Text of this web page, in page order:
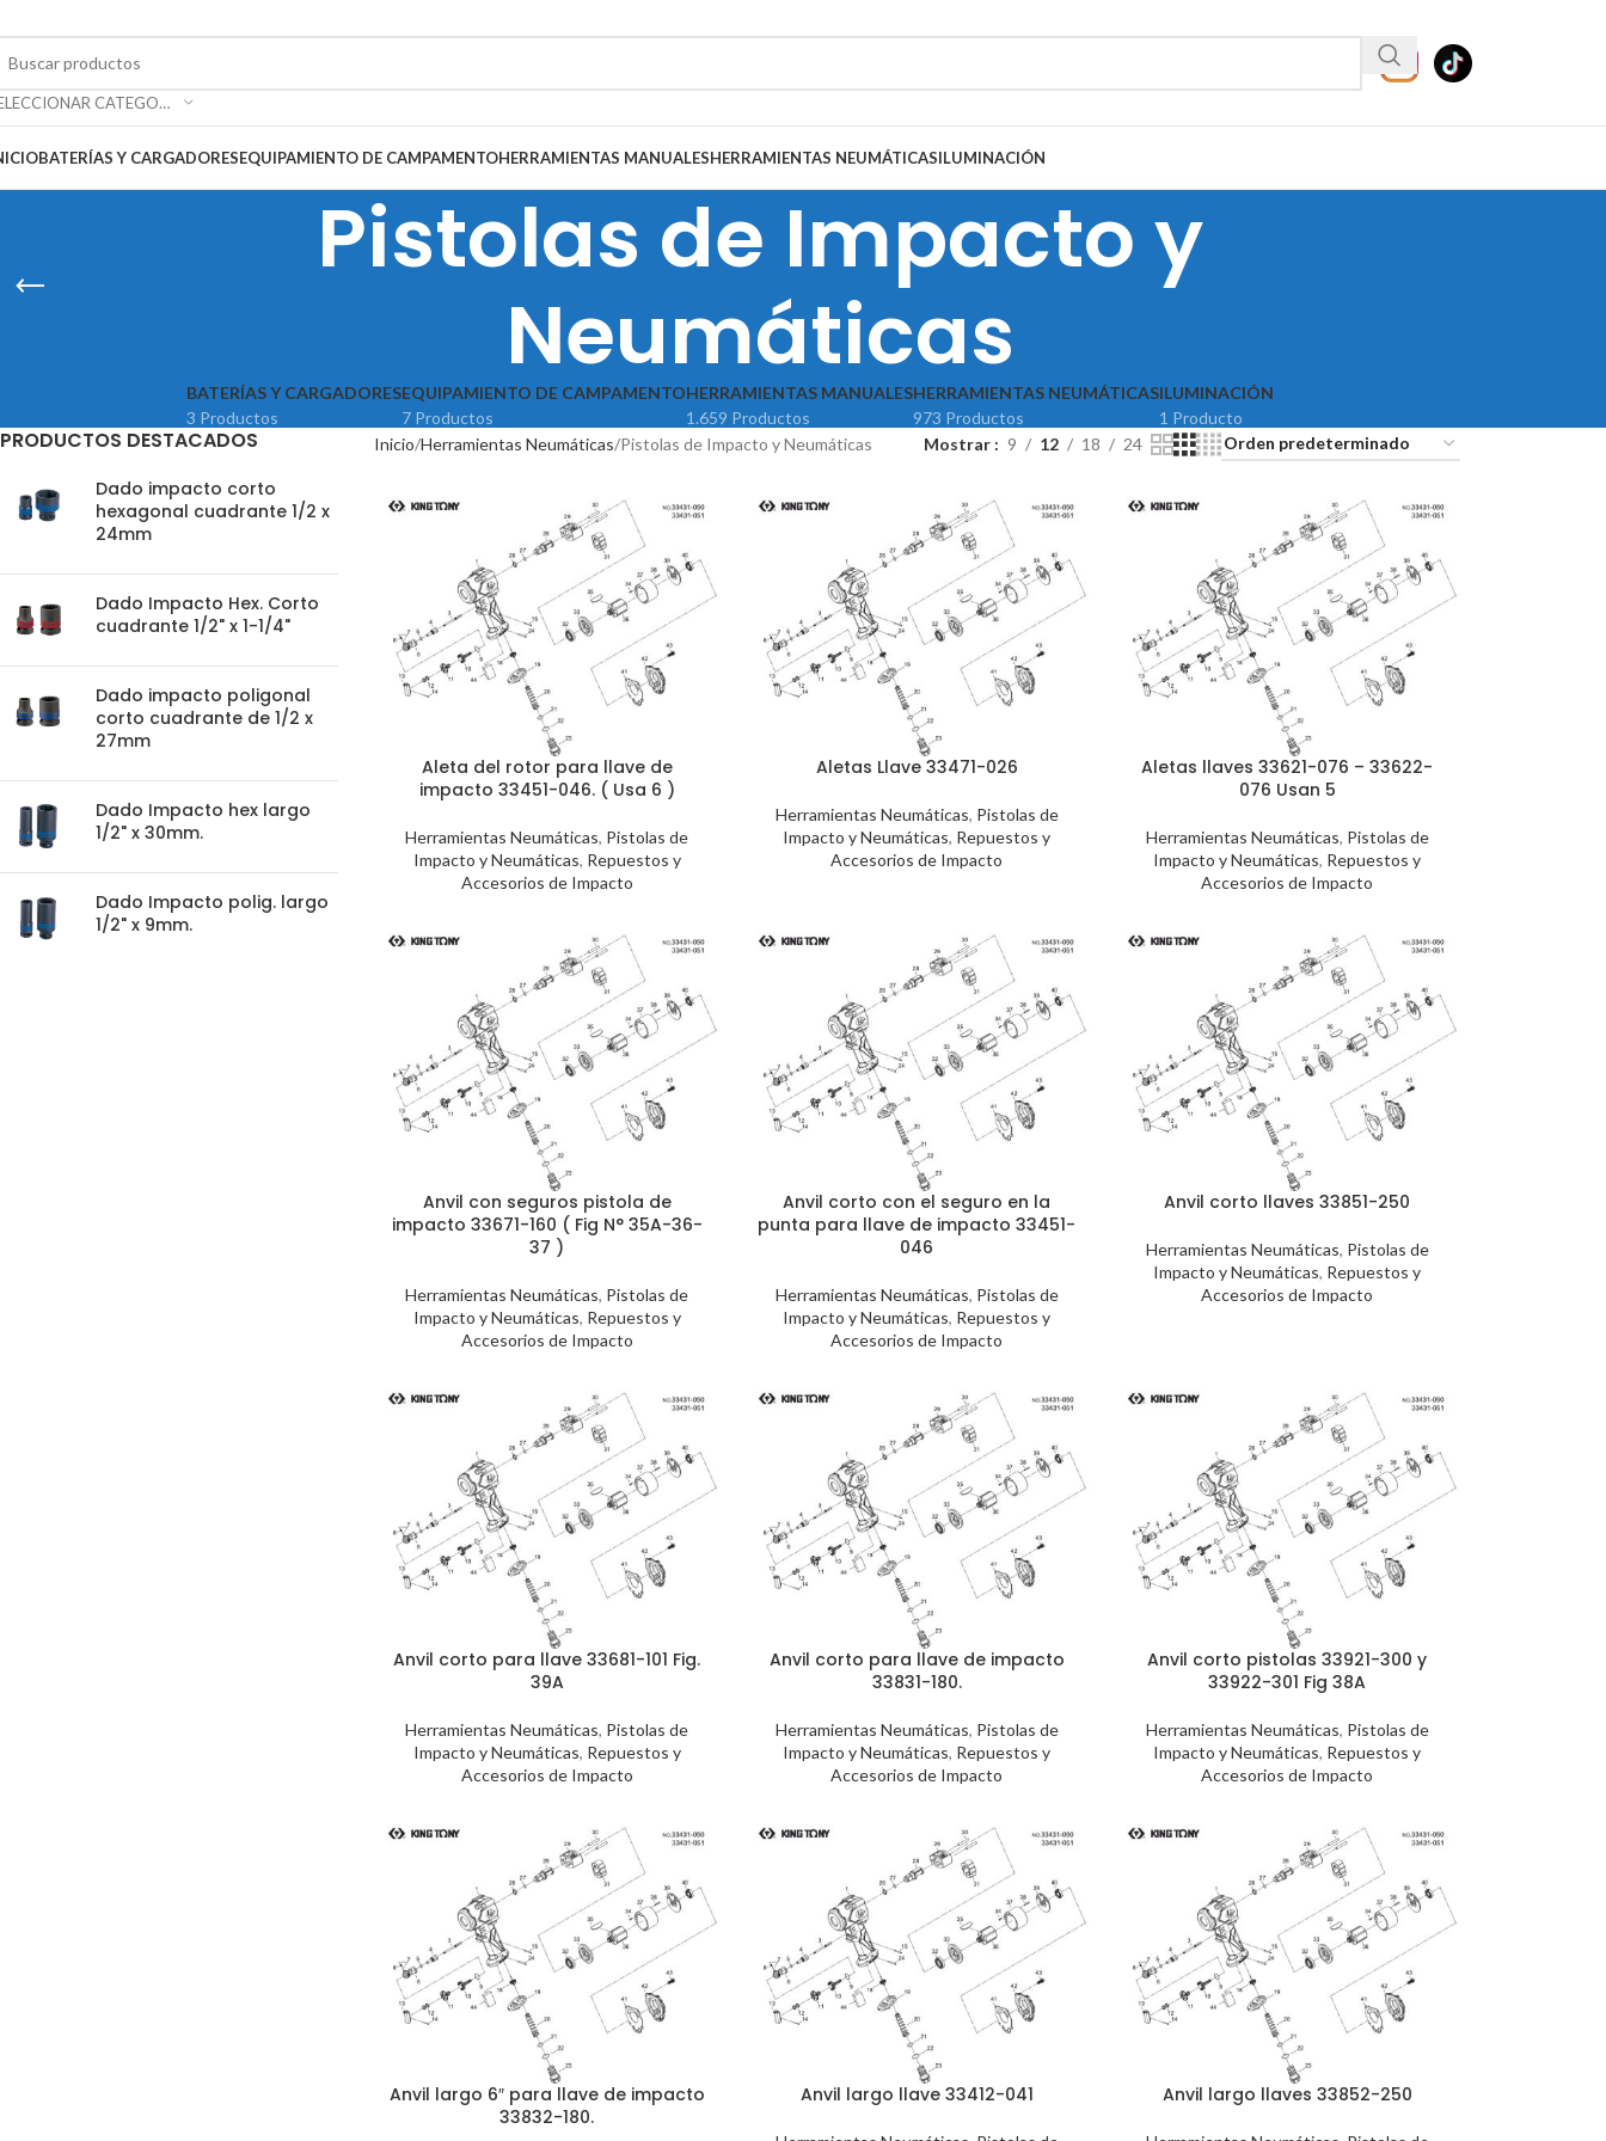
SELECCIONAR CATEGORÍA
BATERÍAS Y CARGADORESEQUIPAMIENTO DE CAMPAMENTOHERRAMIENTAS MANUALESHERRAMIENTAS NEUMÁTICASILUMINACIÓN
Pistolas de Impacto y
Neumáticas
BATERÍAS Y CARGADORES
3 Productos
EQUIPAMIENTO DE CAMPAMENTO
7 Productos
HERRAMIENTAS MANUALES
1.659 Productos
HERRAMIENTAS NEUMÁTICAS
973 Productos
ILUMINACIÓN
1 Producto
PRODUCTOS DESTACADOS
Dado impacto corto
hexagonal cuadrante 1/2 x
24mm
Dado Impacto Hex. Corto
cuadrante 1/2" x 1-1/4"
Dado impacto poligonal
corto cuadrante de 1/2 x
27mm
Dado Impacto hex largo
1/2" x 30mm.
Dado Impacto polig. largo
1/2" x 9mm.
Inicio Herramientas Neumáticas Pistolas de Impacto y Neumáticas Mostrar 9 12 18 24
Aleta del rotor para llave de
impacto 33451-046. ( Usa 6 )
Herramientas Neumáticas, Pistolas de
Impacto y Neumáticas, Repuestos y
Accesorios de Impacto
Aletas Llave 33471-026
Herramientas Neumáticas, Pistolas de
Impacto y Neumáticas, Repuestos y
Accesorios de Impacto
Aletas llaves 33621-076 – 33622-
076 Usan 5
Herramientas Neumáticas, Pistolas de
Impacto y Neumáticas, Repuestos y
Accesorios de Impacto
Anvil con seguros pistola de
impacto 33671-160 ( Fig N° 35A-36-
37 )
Herramientas Neumáticas, Pistolas de
Impacto y Neumáticas, Repuestos y
Accesorios de Impacto
Anvil corto con el seguro en la
punta para llave de impacto 33451-
046
Herramientas Neumáticas, Pistolas de
Impacto y Neumáticas, Repuestos y
Accesorios de Impacto
Anvil corto llaves 33851-250
Herramientas Neumáticas, Pistolas de
Impacto y Neumáticas, Repuestos y
Accesorios de Impacto
Anvil corto para llave 33681-101 Fig.
39A
Herramientas Neumáticas, Pistolas de
Impacto y Neumáticas, Repuestos y
Accesorios de Impacto
Anvil corto para llave de impacto
33831-180.
Herramientas Neumáticas, Pistolas de
Impacto y Neumáticas, Repuestos y
Accesorios de Impacto
Anvil corto pistolas 33921-300 y
33922-301 Fig 38A
Herramientas Neumáticas, Pistolas de
Impacto y Neumáticas, Repuestos y
Accesorios de Impacto
Anvil largo 6″ para llave de impacto
33832-180.
Anvil largo llave 33412-041 Anvil largo llaves 33852-250